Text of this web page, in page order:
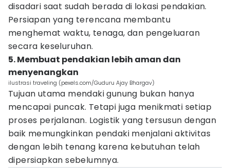
disadari saat sudah berada di lokasi pendakian.
Persiapan yang terencana membantu
menghemat waktu, tenaga, dan pengeluaran
secara keseluruhan.
5. Membuat pendakian lebih aman dan
menyenangkan
ilustrasi traveling (pexels.com/Guduru Ajay Bhargav)
Tujuan utama mendaki gunung bukan hanya
mencapai puncak. Tetapi juga menikmati setiap
proses perjalanan. Logistik yang tersusun dengan
baik memungkinkan pendaki menjalani aktivitas
dengan lebih tenang karena kebutuhan telah
dipersiapkan sebelumnya.